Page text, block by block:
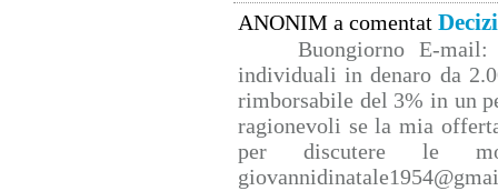
ANONIM a comentat
Buongiorno E-mail:
individuali in denaro da
rimborsabile del 3% in un
ragionevoli se la mia
per discutere le